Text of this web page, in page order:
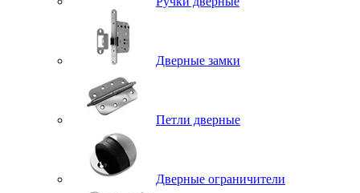
Дверные замки
Петли дверные
Дверные ограничители